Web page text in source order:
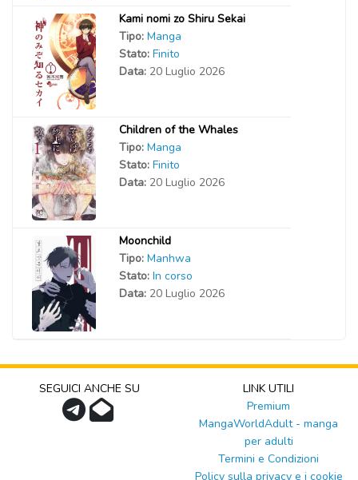
Kami nomi zo Shiru Sekai
Tipo: Manga
Stato: Finito
Data: 20 Luglio 2026
Children of the Whales
Tipo: Manga
Stato: Finito
Data: 20 Luglio 2026
Moonchild
Tipo: Manhwa
Stato: In corso
Data: 20 Luglio 2026
SEGUICI ANCHE SU
LINK UTILI
Premium
MangaWorldAdult - manga
per adulti
Termini e Condizioni
Policy sulla privacy e i cookie